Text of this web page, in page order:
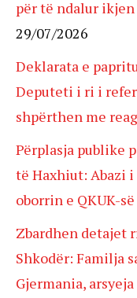
për të ndalur
29/07/2026
Deklarata e
Deputeti i ri i
shpërthen me
Përplasja publike
të Haxhiut: Abazi
oborrin e QKUK-së
Zbardhen detajet
Shkodër: Familja
Gjermania,